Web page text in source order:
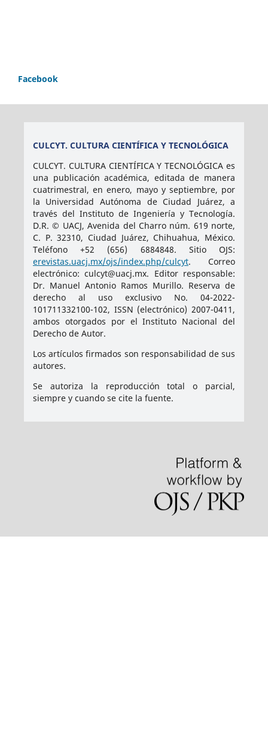
Facebook
CULCYT. CULTURA CIENTÍFICA Y TECNOLÓGICA
CULCYT. CULTURA CIENTÍFICA Y TECNOLÓGICA es
una publicación académica, editada de manera
cuatrimestral, en enero, mayo y septiembre, por
la Universidad Autónoma de Ciudad Juárez, a
través del Instituto de Ingeniería y Tecnología.
D.R. © UACJ, Avenida del Charro núm. 619 norte,
C. P. 32310, Ciudad Juárez, Chihuahua, México.
Teléfono +52 (656) 6884848. Sitio OJS:
erevistas.uacj.mx/ojs/index.php/culcyt. Correo
electrónico: culcyt@uacj.mx. Editor responsable:
Dr. Manuel Antonio Ramos Murillo. Reserva de
derecho al uso exclusivo No. 04-2022-
101711332100-102, ISSN (electrónico) 2007-0411,
ambos otorgados por el Instituto Nacional del
Derecho de Autor.
Los artículos firmados son responsabilidad de sus
autores.
Se autoriza la reproducción total o parcial,
siempre y cuando se cite la fuente.